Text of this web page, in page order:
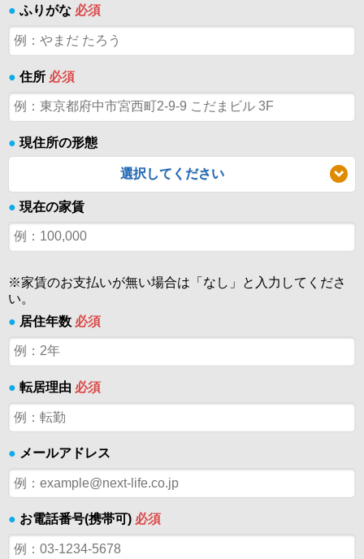
● ふりがな 必須
● 住所 必須
● 現住所の形態
選択してください
● 現在の家賃
※家賃のお支払いが無い場合は「なし」と入力してくださ
い。
● 居住年数 必須
● 転居理由 必須
● メールアドレス
● お電話番号(携帯可) 必須